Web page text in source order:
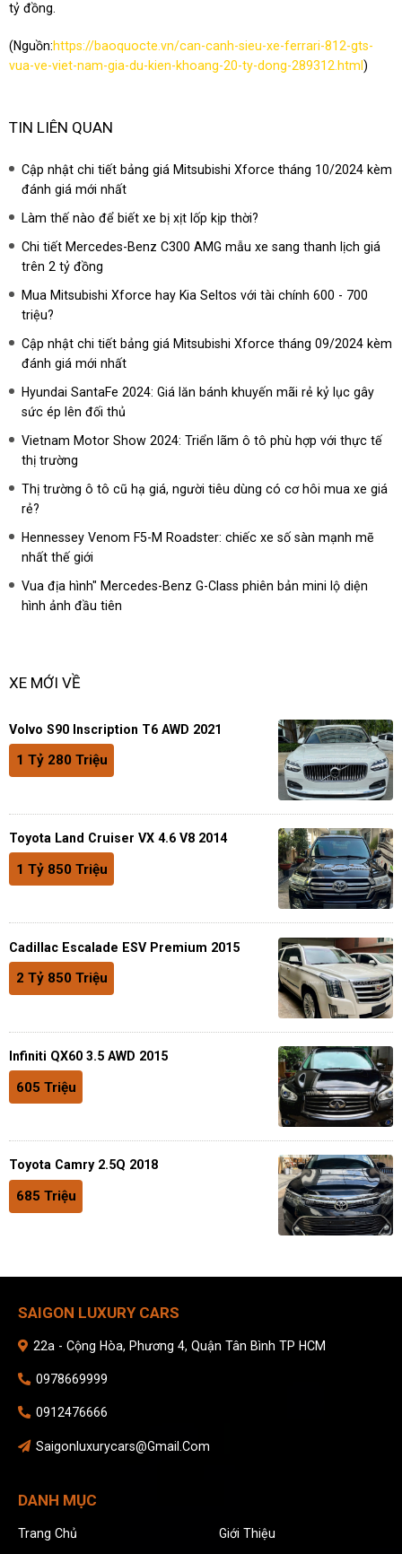
tỷ đồng.
(Nguồn:https://baoquocte.vn/can-canh-sieu-xe-ferrari-812-gts-
vua-ve-viet-nam-gia-du-kien-khoang-20-ty-dong-289312.html)
TIN LIÊN QUAN
Cập nhật chi tiết bảng giá Mitsubishi Xforce tháng 10/2024 kèm
đánh giá mới nhất
Làm thế nào để biết xe bị xịt lốp kịp thời?
Chi tiết Mercedes-Benz C300 AMG mẫu xe sang thanh lịch giá
trên 2 tỷ đồng
Mua Mitsubishi Xforce hay Kia Seltos với tài chính 600 - 700
triệu?
Cập nhật chi tiết bảng giá Mitsubishi Xforce tháng 09/2024 kèm
đánh giá mới nhất
Hyundai SantaFe 2024: Giá lăn bánh khuyến mãi rẻ kỷ lục gây
sức ép lên đối thủ
Vietnam Motor Show 2024: Triển lãm ô tô phù hợp với thực tế
thị trường
Thị trường ô tô cũ hạ giá, người tiêu dùng có cơ hôi mua xe giá
rẻ?
Hennessey Venom F5-M Roadster: chiếc xe số sàn mạnh mẽ
nhất thế giới
Vua địa hình" Mercedes-Benz G-Class phiên bản mini lộ diện
hình ảnh đầu tiên
XE MỚI VỀ
Volvo S90 Inscription T6 AWD 2021
1 Tỷ 280 Triệu
Toyota Land Cruiser VX 4.6 V8 2014
1 Tỷ 850 Triệu
Cadillac Escalade ESV Premium 2015
2 Tỷ 850 Triệu
Infiniti QX60 3.5 AWD 2015
605 Triệu
Toyota Camry 2.5Q 2018
685 Triệu
SAIGON LUXURY CARS
22a - Cộng Hòa, Phương 4, Quận Tân Bình TP HCM
0978669999
0912476666
Saigonluxurycars@gmail.com
DANH MỤC
Trang Chủ
Giới Thiệu